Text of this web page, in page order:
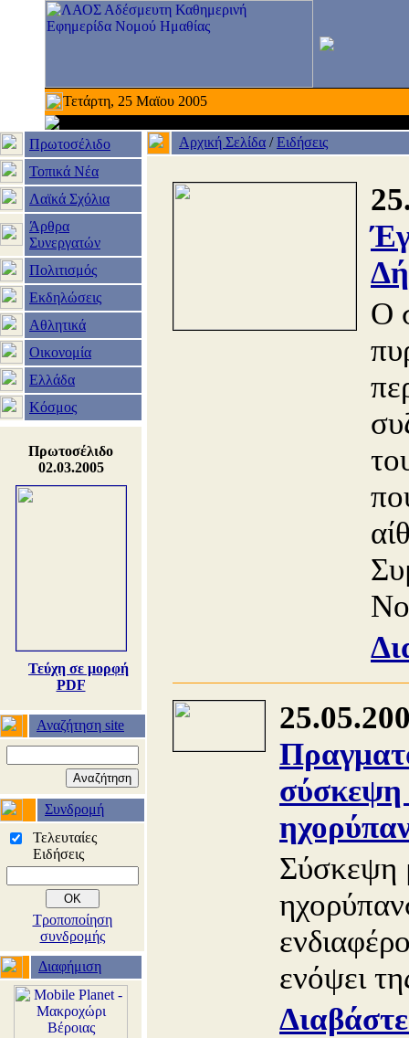
Τετάρτη, 25 Μαϊου 2005
Πρωτοσέλιδο
Τοπικά Νέα
Λαϊκά Σχόλια
Άρθρα
Συνεργατών
Πολιτισμός
Εκδηλώσεις
Αθλητικά
Οικονομία
Ελλάδα
Κόσμος
Πρωτοσέλιδο
02.03.2005
Τεύχη σε μορφή
PDF
Αναζήτηση site
Συνδρομή
Τελευταίες
Ειδήσεις
Τροποποίηση
συνδρομής
Διαφήμιση
Αρχική Σελίδα /Ειδήσεις
Ο
σύσκεψη
Σύσκεψη
ενόψει